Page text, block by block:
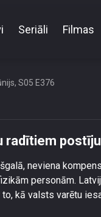
Seriāli Filmas
S05 E376
radītiem
neviena
personām.
kā valsts varētu